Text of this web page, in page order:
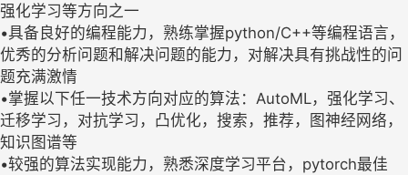
强化学习等方向之一
•具备良好的编程能力，熟练掌握python/C++等编程语言，
优秀的分析问题和解决问题的能力，对解决具有挑战性的问
题充满激情
•掌握以下任一技术方向对应的算法：AutoML，强化学习、
迁移学习，对抗学习，凸优化，搜索，推荐，图神经网络，
知识图谱等
•较强的算法实现能力，熟悉深度学习平台，pytorch最佳